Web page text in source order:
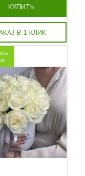
КУПИТЬ
В 1 КЛИК